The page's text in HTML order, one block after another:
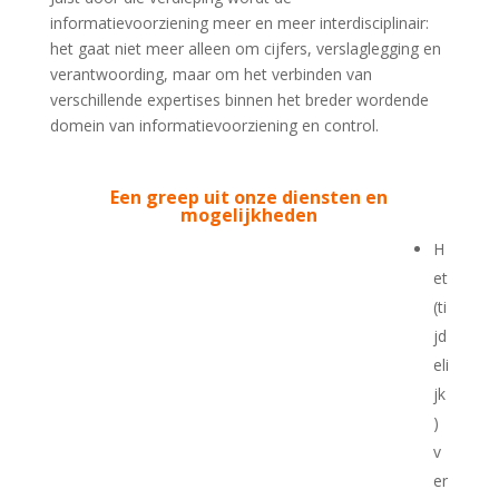
informatievoorziening meer en meer interdisciplinair:
het gaat niet meer alleen om cijfers, verslaglegging en
verantwoording, maar om het verbinden van
verschillende expertises binnen het breder wordende
domein van informatievoorziening en control.
Een greep uit onze diensten en
mogelijkheden
H
et
(ti
jd
eli
jk
)
v
er